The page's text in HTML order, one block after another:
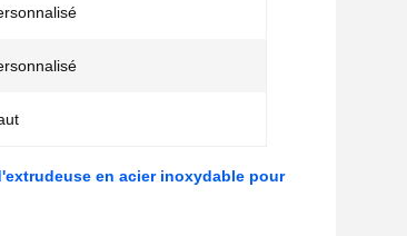
en acier inoxydable pour